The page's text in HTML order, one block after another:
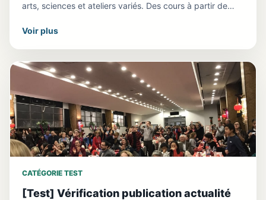
arts, sciences et ateliers variés. Des cours à partir de
Voir plus
CATÉGORIE TEST
[Test] Vérification publication actualité